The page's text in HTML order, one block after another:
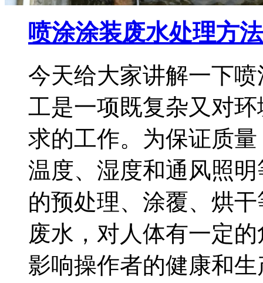
喷涂涂装废水处理方法
今天给大家讲解一下
工是一项既复杂又对
求的工作。为保证质
温度、湿度和通风照
的预处理、涂覆、烘
废水，对人体有一定
影响操作者的健康和